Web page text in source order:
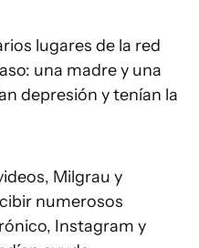
lugares de la red
una madre y una
depresión y tenían la
Milgrau y
numerosos
Instagram y